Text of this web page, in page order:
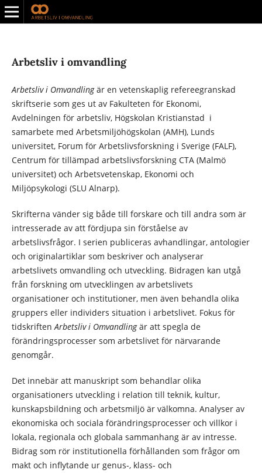
Arbetsliv i omvandling
Arbetsliv i Omvandlingär en vetenskaplig refereegranskad
skriftserie som ges ut av Fakulteten för Ekonomi,
Avdelningen för arbetsliv, Högskolan Kristianstad i
samarbete med Arbetsmiljöhögskolan (AMH), Lunds
universitet, Forum för Arbetslivsforskning i Sverige (FALF),
Centrum för tillämpad arbetslivsforskning CTA (Malmö
universitet) och Arbetsvetenskap, Ekonomi och
Miljöpsykologi (SLU Alnarp).
Skrifterna vänder sig både till forskare och till andra som är
intresserade av att fördjupa sin förståelse av
arbetslivsfrågor. I serien publiceras avhandlingar, antologier
och originalartiklar som beskriver och analyserar
arbetslivets omvandling och utveckling. Bidragen kan utgå
från forskning om utvecklingen av arbetslivets
organisationer och institutioner, men även behandla olika
gruppers eller individers situation i arbetslivet. Fokus för
tidskriftenArbetsliv i Omvandlingär att spegla de
förändringsprocesser som arbetslivet för närvarande
genomgår.
Det innebär att manuskript som behandlar olika
organisationers utveckling i relation till teknik, kultur,
kunskapsbildning och arbetsmiljö är välkomna. Analyser av
ekonomiska och sociala förändringsprocesser och villkor i
lokala, regionala och globala sammanhang är av intresse.
Bidrag som rör institutionella förhållanden som frågor om
makt och inflytande ur genus-, klass- och